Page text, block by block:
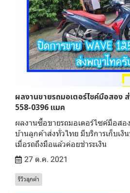
ผลงานขายรถมอเตอร์ไซค์มือสอง
558-0396 แมค
ผลงานซื้อขายรถมอเตอร์ไซค์มือสอง
บ้านลูกค้าส่งทั่วไทย มีบริการเก็บเงิ
เมื่อรถถึงมือแล้วค่อยชำระเงิน
27 ต.ค. 2021
รีวิวลูกค้า